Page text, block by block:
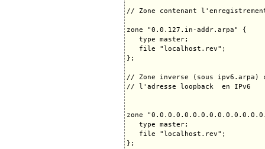
// Zone contenant
zone "0.0.127.in-addr.arpa" {
   type master;
   file "localhost.rev";
};
// Zone inverse (sous ipv6.arpa)
// l'adresse loopback  en IPv6
zone
   type master;
   file "localhost.rev";
};